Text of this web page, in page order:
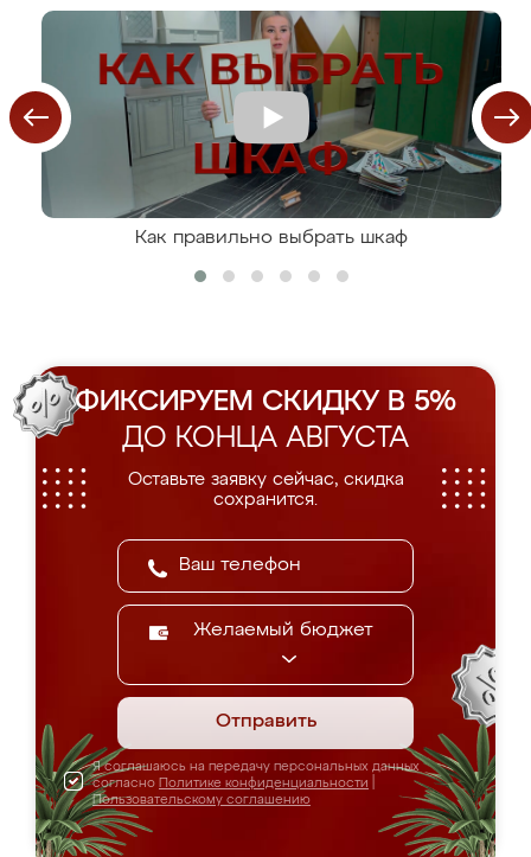
Как правильно выбрать шкаф
ФИКСИРУЕМ СКИДКУ В 5%
ДО КОНЦА АВГУСТА
Оставьте заявку сейчас, скидка
сохранится.
Желаемый бюджет
Отправить
Я соглашаюсь на передачу персональных данных
согласно Политике конфиденциальности
Пользовательскому соглашению